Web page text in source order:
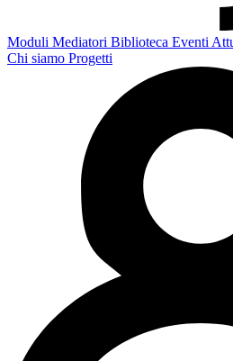
Moduli Mediatori Biblioteca Eventi
Chi siamo Progetti